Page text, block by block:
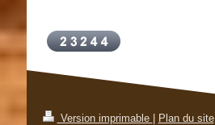
Version imprimable
Plan du site